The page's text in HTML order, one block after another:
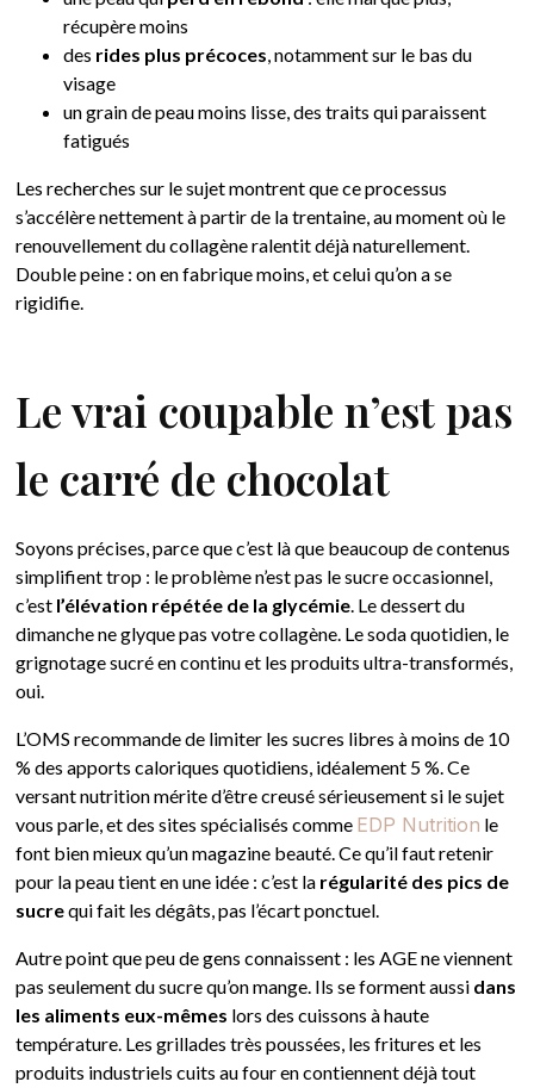
récupère moins
des rides plus précoces , notamment sur le bas du
visage
un grain de peau moins lisse, des traits qui paraissent
fatigués
Les recherches sur le sujet montrent que ce processus
s’accélère nettement à partir de la trentaine, au moment où le
renouvellement du collagène ralentit déjà naturellement.
Double peine : on en fabrique moins, et celui qu’on a se
rigidifie.
Le vrai coupable n’est pas
le carré de chocolat
Soyons précises, parce que c’est là que beaucoup de contenus
simplifient trop : le problème n’est pas le sucre occasionnel,
c’est l’élévation répétée de la glycémie. Le dessert du
dimanche ne glyque pas votre collagène. Le soda quotidien, le
grignotage sucré en continu et les produits ultra-transformés,
oui.
L’OMS recommande de limiter les sucres libres à moins de 10
% des apports caloriques quotidiens, idéalement 5 %. Ce
versant nutrition mérite d’être creusé sérieusement si le sujet
vous parle, et des sites spécialisés comme EDP Nutrition le
font bien mieux qu’un magazine beauté. Ce qu’il faut retenir
pour la peau tient en une idée : c’est la régularité des pics de
sucrequi fait les dégâts, pas l’écart ponctuel.
Autre point que peu de gens connaissent : les AGE ne viennent
pas seulement du sucre qu’on mange. Ils se forment aussi dans
les aliments eux-mêmes lors des cuissons à haute
température. Les grillades très poussées, les fritures et les
produits industriels cuits au four en contiennent déjà tout